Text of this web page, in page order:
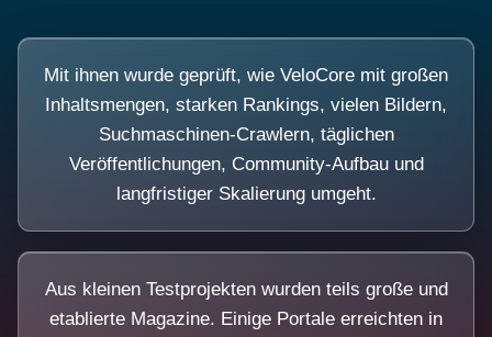
Mit ihnen wurde geprüft, wie VeloCore mit großen
Inhaltsmengen, starken Rankings, vielen Bildern,
Suchmaschinen-Crawlern, täglichen
Veröffentlichungen, Community-Aufbau und
langfristiger Skalierung umgeht.
Aus kleinen Testprojekten wurden teils große und
etablierte Magazine. Einige Portale erreichten in